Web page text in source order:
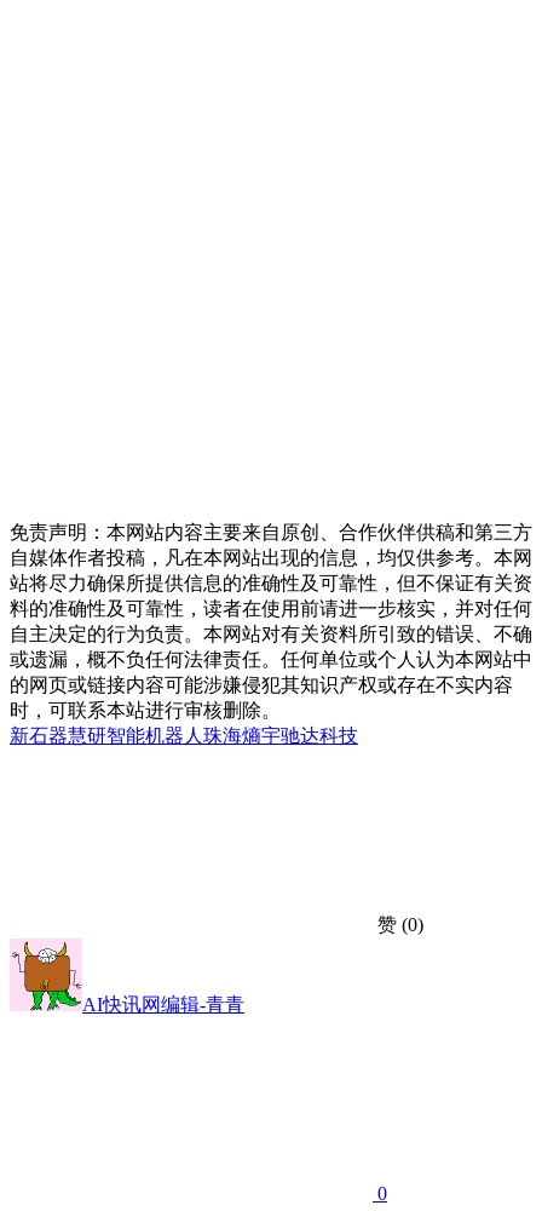
免责声明：本网站内容主要来自原创、合作伙伴供稿和第三方
自媒体作者投稿，凡在本网站出现的信息，均仅供参考。本网
站将尽力确保所提供信息的准确性及可靠性，但不保证有关资
料的准确性及可靠性，读者在使用前请进一步核实，并对任何
自主决定的行为负责。本网站对有关资料所引致的错误、不确
或遗漏，概不负任何法律责任。任何单位或个人认为本网站中
的网页或链接内容可能涉嫌侵犯其知识产权或存在不实内容
时，可联系本站进行审核删除。
新石器慧研智能机器人 珠海熵宇驰达科技
赞 (0)
AI快讯网编辑-青青
0